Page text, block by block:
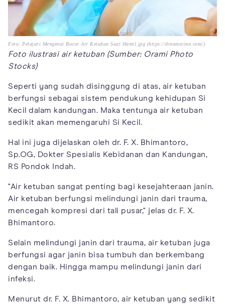
Foto: Pelajari Mengenai Bocor Air Ketuban Saat Hamil.jpg (https://dreamstime.com/)
Foto ilustrasi air ketuban (Sumber: Orami Photo
Stocks)
Seperti yang sudah disinggung di atas, air ketuban
berfungsi sebagai sistem pendukung kehidupan Si
Kecil dalam kandungan. Maka tentunya air ketuban
sedikit akan memengaruhi Si Kecil.
Hal ini juga dijelaskan oleh dr. F. X. Bhimantoro,
Sp.OG, Dokter Spesialis Kebidanan dan Kandungan,
RS Pondok Indah.
"Air ketuban sangat penting bagi kesejahteraan janin.
Air ketuban berfungsi melindungi janin dari trauma,
mencegah kompresi dari tali pusar," jelas dr. F. X.
Bhimantoro.
Selain melindungi janin dari trauma, air ketuban juga
berfungsi agar janin bisa tumbuh dan berkembang
dengan baik. Hingga mampu melindungi janin dari
infeksi.
Menurut dr. F. X. Bhimantoro, air ketuban yang sedikit